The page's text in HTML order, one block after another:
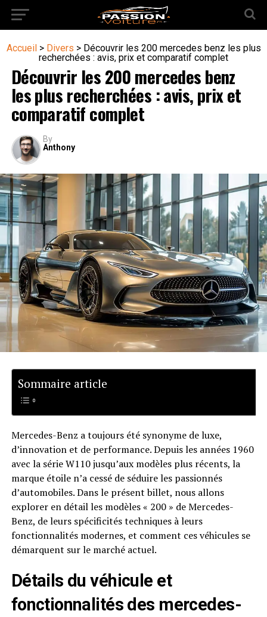
Accueil> Divers > Découvrir les 200 mercedes benz les plus
recherchées : avis, prix et comparatif complet
Découvrir les 200 mercedes benz
les plus recherchées : avis, prix et
comparatif complet
By
Anthony
Sommaire article
Mercedes-Benz a toujours été synonyme de luxe,
d’innovation et de performance. Depuis les années 1960
avec la série W110 jusqu’aux modèles plus récents, la
marque étoile n’a cessé de séduire les passionnés
d’automobiles. Dans le présent billet, nous allons
explorer en détail les modèles « 200 » de Mercedes-
Benz, de leurs spécificités techniques à leurs
fonctionnalités modernes, et comment ces véhicules se
démarquent sur le marché actuel.
Détails du véhicule et
fonctionnalités des mercedes-